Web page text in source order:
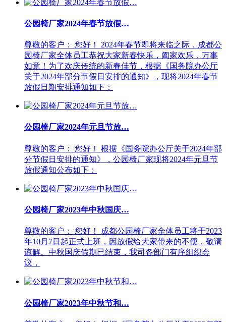
公园椅厂家2024年春节放假…
尊敬的客户： 您好！ 2024年春节即将来临之际，成都公
园椅厂家全体员工恭祝大家新春快乐，阖家欢乐，万事
如意！为了欢庆传统的新春佳节，根据《国务院办公厅
关于2024年部分节假日安排的通知》，现将2024年春节
放假日期安排通知如下：
公园椅厂家2024年元旦节放…
尊敬的客户： 您好！ 根据《国务院办公厅关于2024年部
分节假日安排的通知》，公园椅厂家现将2024年元旦节
放假通知公布如下：
公园椅厂家2023年中秋国庆…
尊敬的客户： 您好！ 成都公园椅厂家全体员工将于2023
年10月7日起正式上班，因放假给大家带来的不便，敬请
谅解。中秋国庆假期已结束，我司各部门有序组织会
议，
公园椅厂家2023年中秋节和…